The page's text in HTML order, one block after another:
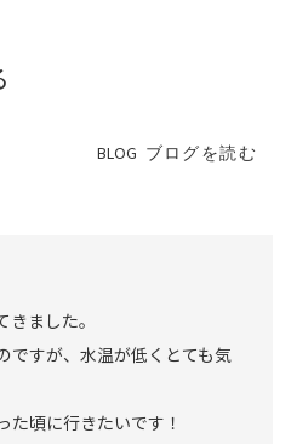
BLOG ブログを読む
ました。
ですが、水温が低くとても気
た頃に行きたいです！